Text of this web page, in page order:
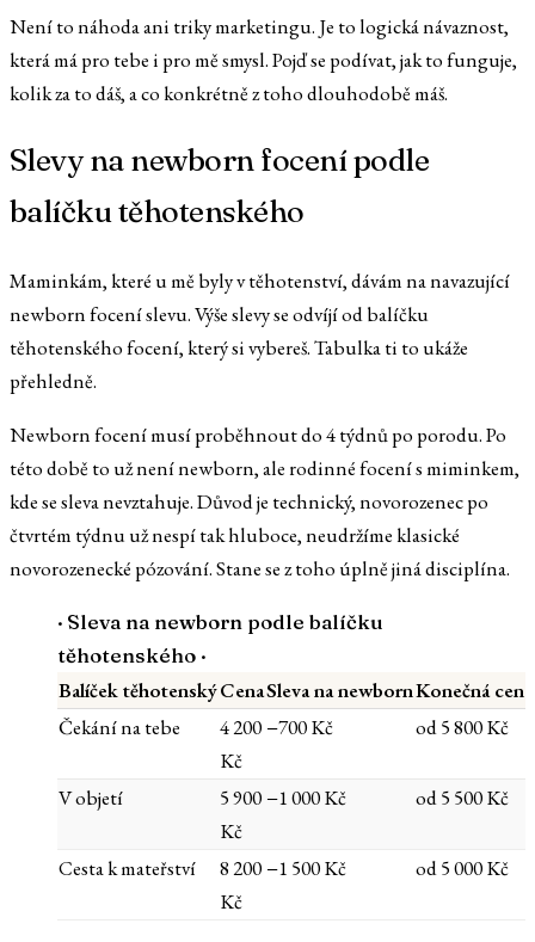
Není to náhoda ani triky marketingu. Je to logická návaznost,
která má pro tebe i pro mě smysl. Pojď se podívat, jak to funguje,
kolik za to dáš, a co konkrétně z toho dlouhodobě máš.
Slevy na newborn focení podle
balíčku těhotenského
Maminkám, které u mě byly v těhotenství, dávám na navazující
newborn focení slevu. Výše slevy se odvíjí od balíčku
těhotenského focení, který si vybereš. Tabulka ti to ukáže
přehledně.
Newborn focení musí proběhnout do 4 týdnů po porodu. Po
této době to už není newborn, ale rodinné focení s miminkem,
kde se sleva nevztahuje. Důvod je technický, novorozenec po
čtvrtém týdnu už nespí tak hluboce, neudržíme klasické
novorozenecké pózování. Stane se z toho úplně jiná disciplína.
· Sleva na newborn podle balíčku
těhotenského ·
Balíček těhotenskýCenaSleva na newbornKonečná
Čekání na tebe
4 200
Kč
−700 Kč od 5 800 Kč
V objetí
5 900
Kč
−1 000 Kč od 5 500 Kč
Cesta k mateřství
8 200
Kč
−1 500 Kč od 5 000 Kč